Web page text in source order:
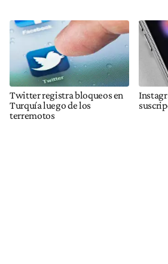
Twitter registra bloqueos en
Turquía luego de los
terremotos